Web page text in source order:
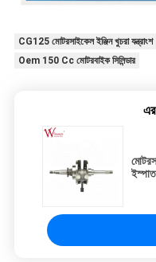
CG125 মোটরসাইকেল ইঞ্জিন খুচরা যন্ত্রাংশ
Oem 150 Cc মোটরবাইক সিলিন্ডার